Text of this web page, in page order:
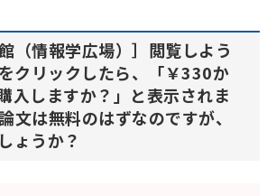
館（情報学広場）］閲覧しよう
クリックしたら、「￥330か
入しますか？」と表示されま
文は無料のはずなのですが、
ょうか？